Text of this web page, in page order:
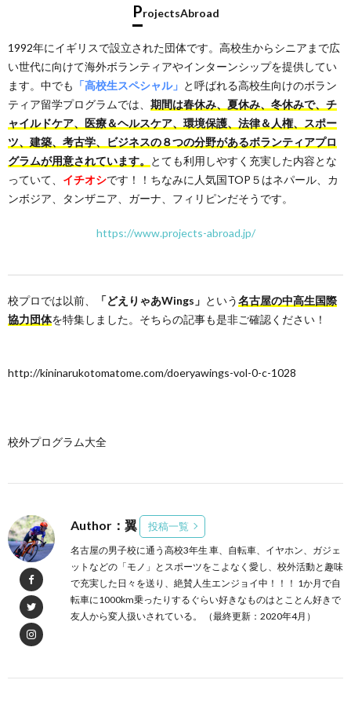
ProjectsAbroad
1992年にイギリスで設立された団体です。高校生からシニアまで広
い世代に向けて海外ボランティアやインターンシップを提供してい
ます。中でも 「高校生スペシャル」 と呼ばれる高校生向けのボラン
ティア留学プログラムでは、 期間は春休み、夏休み、冬休みで、チ
ャイルドケア、医療＆ヘルスケア、環境保護、法律＆人権、スポー
ツ、建築、考古学、ビジネスの８つの分野があるボランティアプロ
グラムが用意されています。
とても利用しやすく充実した内容とな
っていて、 イチオシです！！ちなみに人気国TOP５はネパール、カ
ンボジア、タンザニア、ガーナ、フィリピンだそうです。
https://www.projects-abroad.jp/
校プロでは以前、 「どえりゃあWings」 という名古屋の中高生国際
協力団体を特集しました。そちらの記事も是非ご確認ください！
http://kininarukotomatome.com/doeryawings-vol-0-c-1028
校外プログラム大全
Author：翼 投稿一覧
名古屋の男子校に通う高校3年生 車、自転車、イヤホン、ガジェ
ットなどの「モノ」とスポーツをこよなく愛し、校外活動と趣味
で充実した日々を送り、絶賛人生エンジョイ中！！！ 1か月で自
転車に1000km乗ったりするぐらい好きなものはとことん好きで
友人から変人扱いされている。 （最終更新：2020年4月）